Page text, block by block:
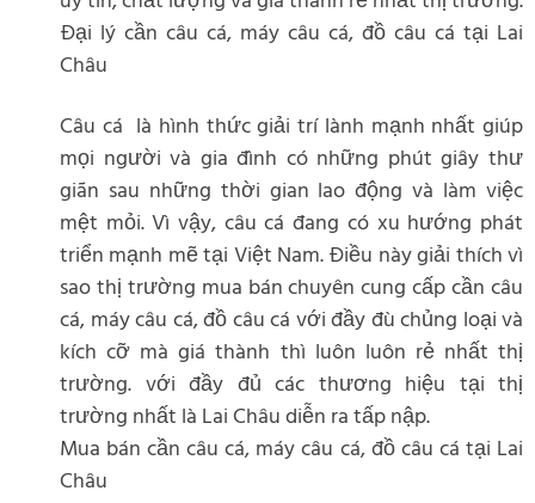
Đại lý cần câu cá, máy câu cá, đồ câu cá tại Lai
Châu
Câu cá là hình thức giải trí lành mạnh nhất giúp
mọi người và gia đình có những phút giây thư
giãn sau những thời gian lao động và làm việc
mệt mỏi. Vì vậy, câu cá đang có xu hướng phát
triển mạnh mẽ tại Việt Nam. Điều này giải thích vì
sao thị trường mua bán chuyên cung cấp cần câu
cá, máy câu cá, đồ câu cá với đầy đù chủng loại và
kích cỡ mà giá thành thì luôn luôn rẻ nhất thị
trường. với đầy đủ các thương hiệu tại thị
trường nhất là Lai Châu diễn ra tấp nập.
Mua bán cần câu cá, máy câu cá, đồ câu cá tại Lai
Châu